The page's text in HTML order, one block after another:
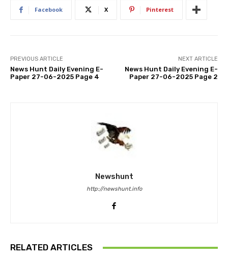
Facebook X Pinterest
PREVIOUS ARTICLE
News Hunt Daily Evening E-
Paper 27-06-2025 Page 4
NEXT ARTICLE
News Hunt Daily Evening E-
Paper 27-06-2025 Page 2
Newshunt
http://newshunt.info
RELATED ARTICLES